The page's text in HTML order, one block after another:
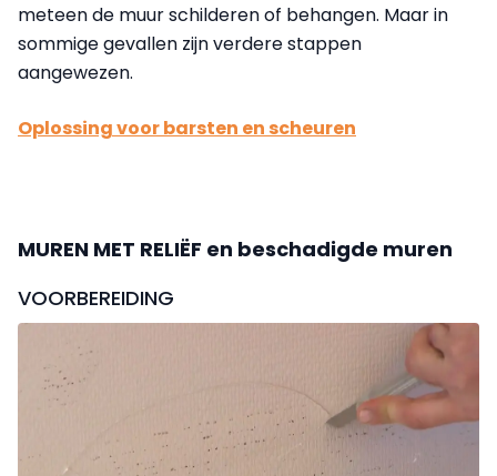
meteen de muur schilderen of behangen. Maar in
sommige gevallen zijn verdere stappen
aangewezen.
Oplossing voor barsten en scheuren
MUREN MET RELIËF en beschadigde muren
VOORBEREIDING